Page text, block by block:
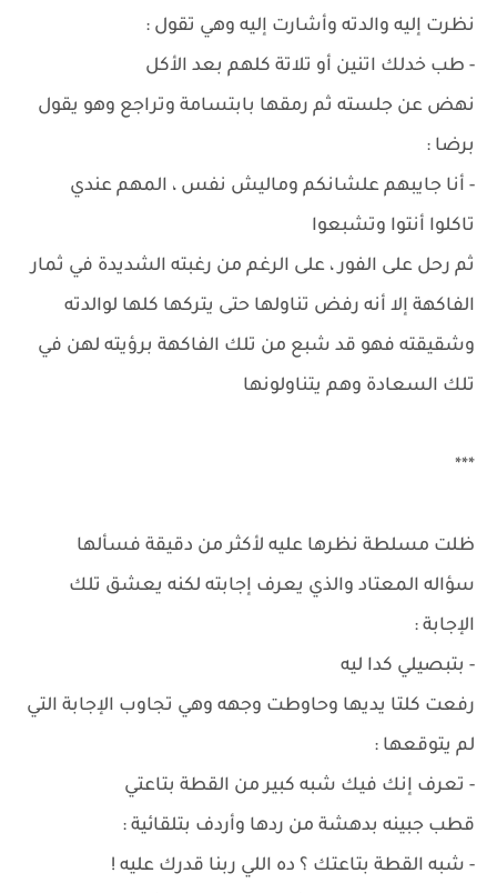
نظرت إليه والدته وأشارت إليه وهي تقول :
- طب خدلك اتنين أو تلاتة كلهم بعد الأكل
نهض عن جلسته ثم رمقها بابتسامة وتراجع وهو يقول
برضا :
- أنا جايبهم علشانكم وماليش نفس ، المهم عندي
تاكلوا أنتوا وتشبعوا
ثم رحل على الفور ، على الرغم من رغبته الشديدة في ثمار
الفاكهة إلا أنه رفض تناولها حتى يتركها كلها لوالدته
وشقيقته فهو قد شبع من تلك الفاكهة برؤيته لهن في
تلك السعادة وهم يتناولونها
***
ظلت مسلطة نظرها عليه لأكثر من دقيقة فسألها
سؤاله المعتاد والذي يعرف إجابته لكنه يعشق تلك
الإجابة :
- بتبصيلي كدا ليه
رفعت كلتا يديها وحاوطت وجهه وهي تجاوب الإجابة التي
لم يتوقعها :
- تعرف إنك فيك شبه كبير من القطة بتاعتي
قطب جبينه بدهشة من ردها وأردف بتلقائية :
- شبه القطة بتاعتك ؟ ده اللي ربنا قدرك عليه !